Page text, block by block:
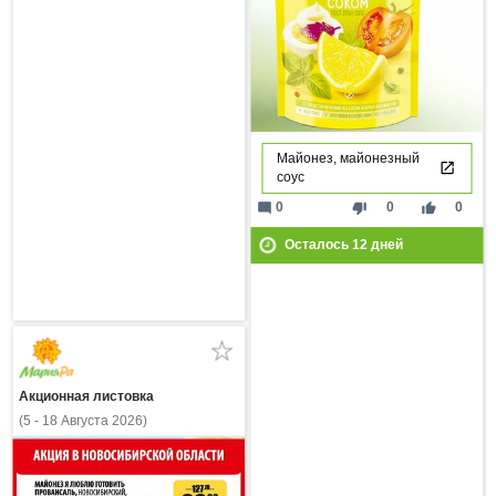
Майонез, майонезный
соус
thumb_down 0 thumb_up 0
mode_comment 0
Осталось 12дней
Акционная листовка
(5 - 18 Августа 2026)